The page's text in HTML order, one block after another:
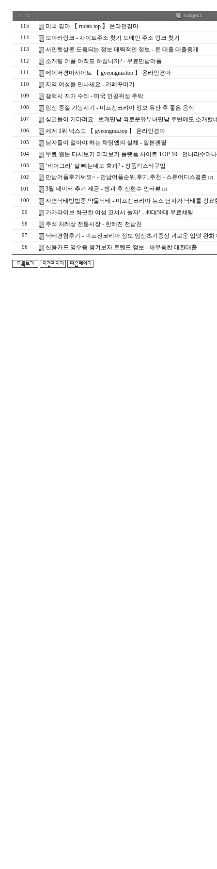
115 미국 경마 【 rudak.top 】 온라인경마
114 모아라링크 - 사이트주소 찾기 도메인 주소 링크 찾기
113 서민햇살론 도움되는 정보 매력적인 정보 - 돈 대출 대출중개
112 소개팅 어플 아직도 하십니까? - 무료만남어플
111 메이저경마사이트 【 gyeongma.top 】 온라인경마
110 지역 여성을 만나세요 - 카­폐­꾸­미­기
109 갤럭시 자가 수리 - 미국 인공위성 추락
108 임신 중절 가능시기 - 미프진코리아 정보 유산 후 좋은 음식
107 싱글들이 기다려요 - 번개만남 외로운유부녀만남 주변에도 소개했
106 세계 1위 닉스고 【 gyeongma.top 】 온라인경마
105 남자들이 알아야 하는 채팅앱의 실체 - 일­본­펜­팔
104 무료 웹툰 다시보기 미리보기 플랫폼 사이트 TOP 10 - 안나라수마
103 ‘비아그라’ 살 빼는데도 효과? - 정품칵스타구입
102 만남어플후기써요~ - 만남어플순위,후기,추천 - 스튜어디스결혼 [2]
101 3월 데이터 추가 제공 - 방과 후 신현수 인터뷰 [1]
100 자연낙태방법중 약물낙태 - 미프진코리아 뉴스 남자가 낙태를 강요
99 가가라이브 화끈한 여성 꼬셔서 놀자! - 40대50대 무료채팅
98 추석 차례상 전통시장 - 한혜진 전남친
97 낙태경험후기 - 미프진코리아 정보 임신초기증상 괴로운 입덧 완화
96 신용카드 영수증 챙겨보자 트렌드 정보 - 채무통합 대환대출